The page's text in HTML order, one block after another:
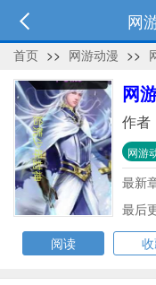
网
首页 >> 网游动漫 >>
网
作者
网游
最新
最后
阅读